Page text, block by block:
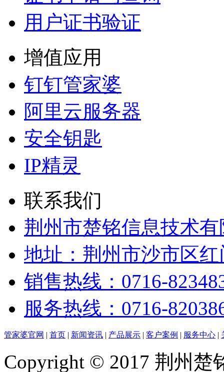
用户证书验证
增值应用
钉钉管家婆
阿里云服务器
安全钥匙
IP精灵
联系我们
荆州市楚铭信息技术
地址：荆州市沙市区
销售热线：0716-
服务热线：0716-
管家婆官网 | 首页 | 新闻资讯 | 产品展示 | 客户案例 | 服务中心 |
Copyright © 2017 荆州